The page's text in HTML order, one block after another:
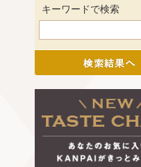
キーワードで検索